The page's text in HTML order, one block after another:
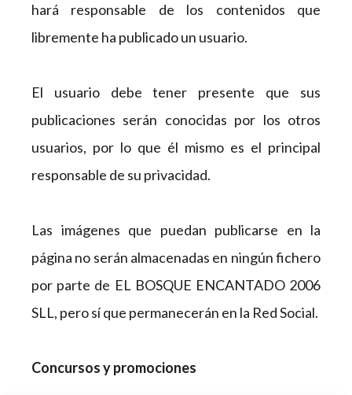
hará responsable de los contenidos que
libremente ha publicado un usuario.
El usuario debe tener presente que sus
publicaciones serán conocidas por los otros
usuarios, por lo que él mismo es el principal
responsable de su privacidad.
Las imágenes que puedan publicarse en la
página no serán almacenadas en ningún fichero
por parte de EL BOSQUE ENCANTADO 2006
SLL, pero sí que permanecerán en la Red Social.
Concursos y promociones